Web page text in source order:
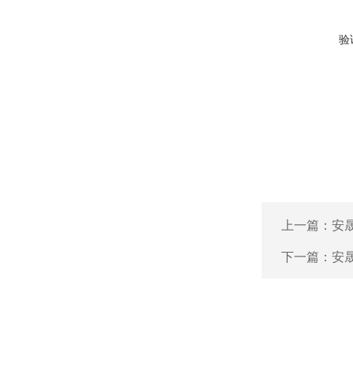
验
上一篇： 安
下一篇： 安